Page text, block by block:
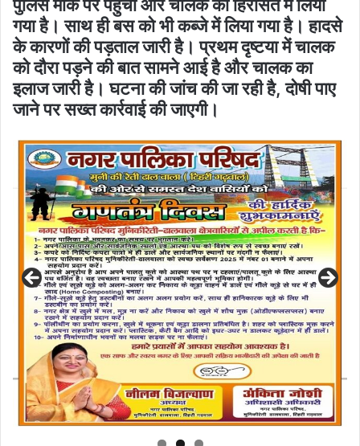
पुलिस मौके पर पहुंची और चालक को हिरासत में लिया
गया है। साथ ही बस को भी कब्जे में लिया गया है। हादसे
के कारणों की पड़ताल जारी है। प्रथम दृष्टया में चालक
को दौरा पड़ने की बात सामने आई है और चालक का
इलाज जारी है। घटना की जांच की जा रही है, दोषी पाए
जाने पर सख्त कार्रवाई की जाएगी।